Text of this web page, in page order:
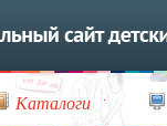
Каталоги